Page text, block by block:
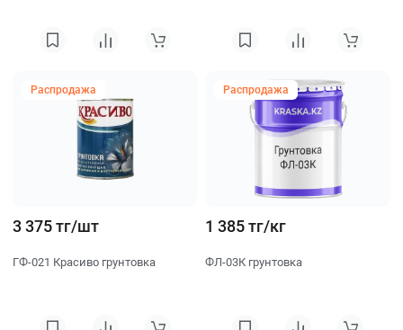
Распродажа
3 375 тг/шт
ГФ-021 Красиво грунтовка
Распродажа
1 385 тг/кг
ФЛ-03К грунтовка